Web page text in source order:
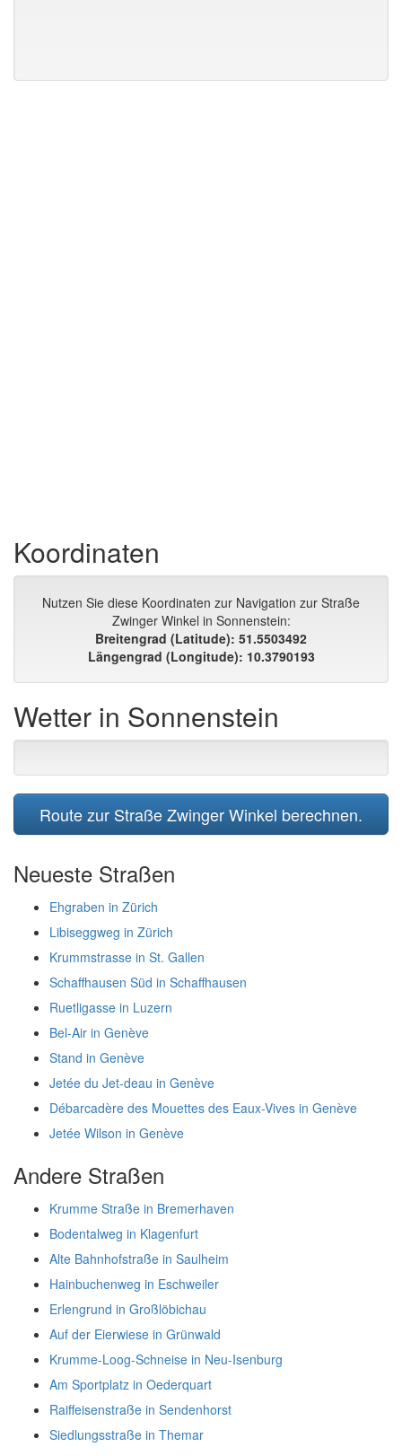
Koordinaten
Nutzen Sie diese Koordinaten zur Navigation zur Straße
Zwinger Winkel in Sonnenstein:
Breitengrad (Latitude): 51.5503492
Längengrad (Longitude): 10.3790193
Wetter in Sonnenstein
Route zur Straße Zwinger Winkel berechnen.
Neueste Straßen
Ehgraben in Zürich
Libiseggweg in Zürich
Krummstrasse in St. Gallen
Schaffhausen Süd in Schaffhausen
Ruetligasse in Luzern
Bel-Air in Genève
Stand in Genève
Jetée du Jet-deau in Genève
Débarcadère des Mouettes des Eaux-Vives in Genève
Jetée Wilson in Genève
Andere Straßen
Krumme Straße in Bremerhaven
Bodentalweg in Klagenfurt
Alte Bahnhofstraße in Saulheim
Hainbuchenweg in Eschweiler
Erlengrund in Großlöbichau
Auf der Eierwiese in Grünwald
Krumme-Loog-Schneise in Neu-Isenburg
Am Sportplatz in Oederquart
Raiffeisenstraße in Sendenhorst
Siedlungsstraße in Themar